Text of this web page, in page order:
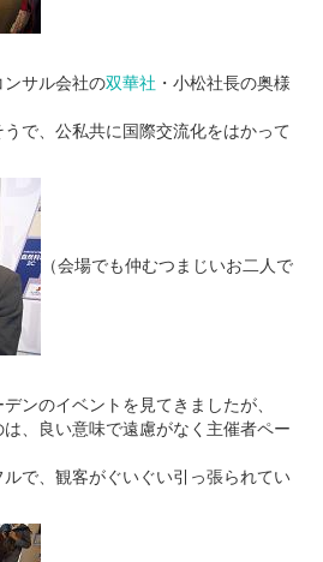
サル会社の双華社 ・小松社長の奥様
で、公私共に国際交流化をはかって
（会場でも仲むつまじいお二人で
ンのイベントを見てきましたが、
、良い意味で遠慮がなく主催者ペー
で、観客がぐいぐい引っ張られてい